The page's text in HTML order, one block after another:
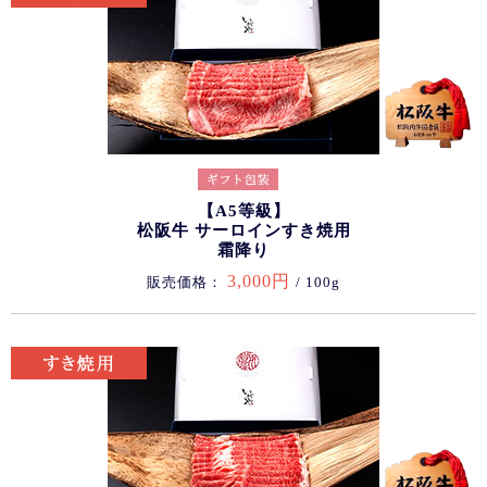
【A5等級】
松阪牛 サーロインすき焼用
霜降り
販売価格： 3,000円 / 100g